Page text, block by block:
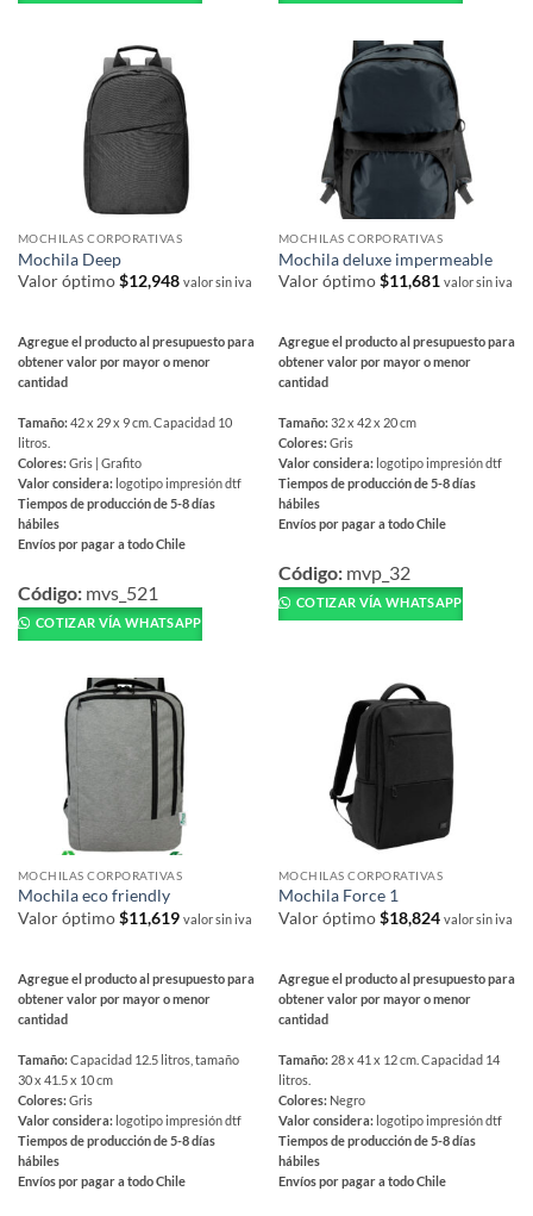
múltiples
de
producto
múltiples
opciones
pueden
de
producto
MOCHILAS CORPORATIVAS
Mochila Deep
Valor óptimo$12,948 valor sin iva
Agregue el producto al presupuesto para
obtener valor por mayor o menor
cantidad
Tamaño:42 x 29 x 9 cm. Capacidad 10
litros.
Colores:Gris | Grafito
Valor considera: logotipo impresión dtf
Tiempos de producción de 5-8 días
hábiles
Envíos por pagar a todo Chile
producto
tiene
múltiples
opciones
pueden
de
producto
Código: mvs_521
COTIZAR VÍA WHATSAPP
MOCHILAS CORPORATIVAS
Mochila deluxe impermeable
Valor óptimo$11,681 valor sin iva
Agregue el producto al presupuesto para
obtener valor por mayor o menor
cantidad
Tamaño:32 x 42 x 20 cm
Colores:Gris
Valor considera: logotipo impresión dtf
Tiempos de producción de 5-8 días
hábiles
Envíos por pagar a todo Chile
producto
tiene
múltiples
de
producto
Código: mvp_32
COTIZAR VÍA WHATSAPP
MOCHILAS CORPORATIVAS
Mochila eco friendly
Valor óptimo$11,619 valor sin iva
Agregue el producto al presupuesto para
obtener valor por mayor o menor
cantidad
Tamaño:Capacidad 12.5 litros, tamaño
30 x 41.5 x 10 cm
Colores:Gris
Valor considera: logotipo impresión dtf
Tiempos de producción de 5-8 días
hábiles
Envíos por pagar a todo Chile
MOCHILAS CORPORATIVAS
Mochila Force 1
Valor óptimo$18,824 valor sin iva
Agregue el producto al presupuesto para
obtener valor por mayor o menor
cantidad
Tamaño: 28 x 41 x 12 cm. Capacidad 14
litros.
Colores: Negro
Valor considera: logotipo impresión dtf
Tiempos de producción de 5-8 días
hábiles
Envíos por pagar a todo Chile